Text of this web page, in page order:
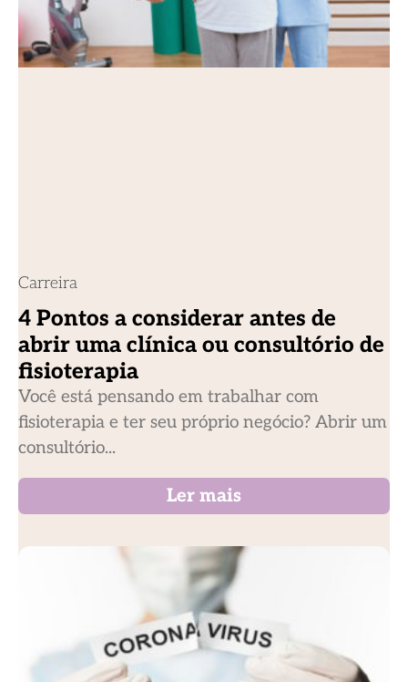
Carreira
4 Pontos a considerar antes de
abrir uma clínica ou consultório de
fisioterapia
Você está pensando em trabalhar com
fisioterapia e ter seu próprio negócio? Abrir um
consultório...
Ler mais